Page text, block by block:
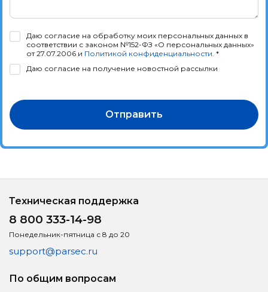
Даю согласие на обработку моих персональных данных в
соответствии с законом №152-ФЗ «О персональных данных»
от 27.07.2006 и Политикой конфиденциальности . *
Даю согласие на получение новостной рассылки
Отправить
Техническая поддержка
8 800 333-14-98
Понедельник-пятница с 8 до 20
support@parsec.ru
По общим вопросам